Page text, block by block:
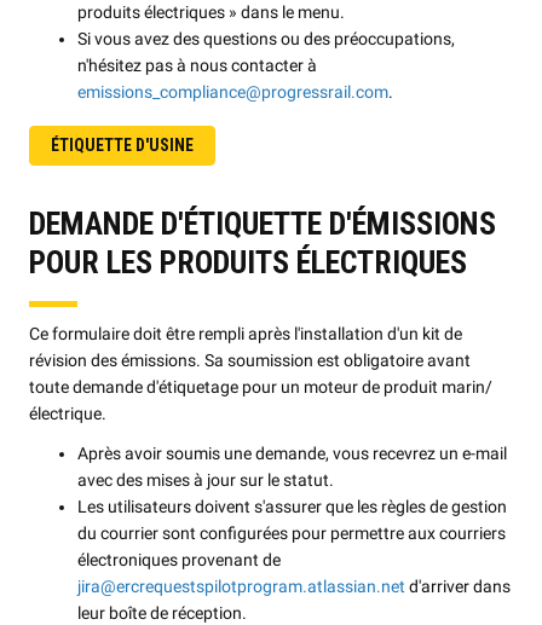
produits électriques » dans le menu.
Si vous avez des questions ou des préoccupations,
n'hésitez pas à nous contacter à
emissions_compliance@progressrail.com.
ÉTIQUETTE D'USINE
DEMANDE D'ÉTIQUETTE D'ÉMISSIONS
POUR LES PRODUITS ÉLECTRIQUES
Ce formulaire doit être rempli après l'installation d'un kit de
révision des émissions. Sa soumission est obligatoire avant
toute demande d'étiquetage pour un moteur de produit marin/
électrique.
Après avoir soumis une demande, vous recevrez un e-mail
avec des mises à jour sur le statut.
Les utilisateurs doivent s'assurer que les règles de gestion
du courrier sont configurées pour permettre aux courriers
électroniques provenant de
jira@ercrequestspilotprogram.atlassian.net d'arriver dans
leur boîte de réception.